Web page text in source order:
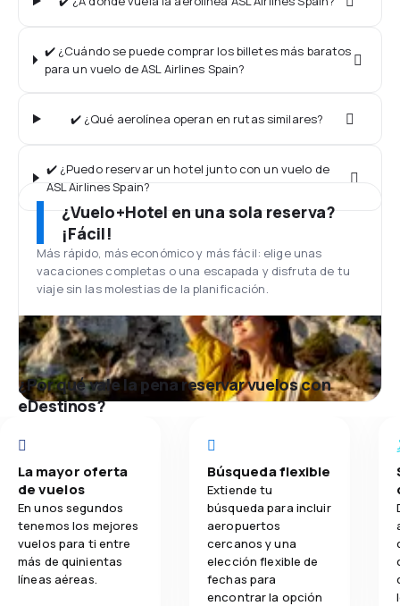
✔️ ¿Cuándo se puede comprar los billetes más baratos
para un vuelo de ASL Airlines Spain?
✔️ ¿Qué aerolínea operan en rutas similares?
✔️ ¿Puedo reservar un hotel junto con un vuelo de
ASL Airlines Spain?
¿Vuelo+Hotel en una sola reserva?
¡Fácil!
Más rápido, más económico y más fácil: elige unas
vacaciones completas o una escapada y disfruta de tu
viaje sin las molestias de la planificación.
¿Por qué vale la pena reservar vuelos con
eDestinos?
La mayor oferta
de vuelos
En unos segundos
tenemos los mejores
vuelos para ti entre
más de quinientas
líneas aéreas.
Búsqueda flexible
Extiende tu
búsqueda para incluir
aeropuertos
cercanos y una
elección flexible de
fechas para
encontrar la opción